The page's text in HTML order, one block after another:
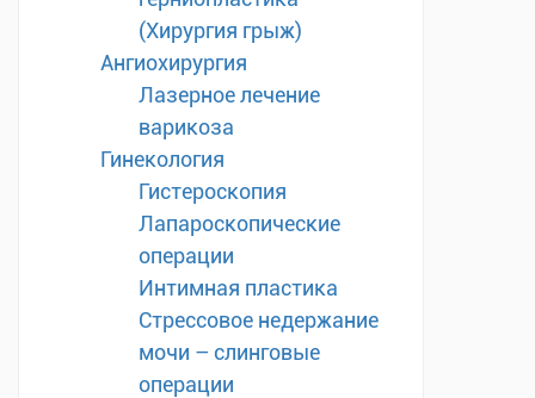
(Хирургия грыж)
Ангиохирургия
Лазерное лечение
варикоза
Гинекология
Гистероскопия
Лапароскопические
операции
Интимная пластика
Стрессовое недержание
мочи – слинговые
операции